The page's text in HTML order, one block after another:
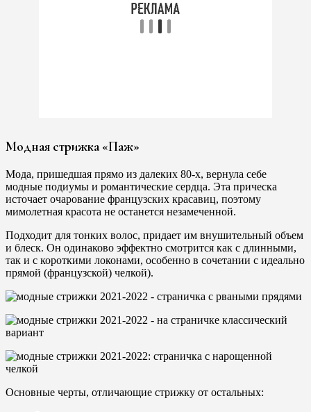
Модная стрижка «Паж»
Мода, пришедшая прямо из далеких 80-х, вернула себе
модные подиумы и романтические сердца. Эта прическа
источает очарование французских красавиц, поэтому
мимолетная красота не останется незамеченной.
Подходит для тонких волос, придает им внушительный объем
и блеск. Он одинаково эффектно смотрится как с длинными,
так и с короткими локонами, особенно в сочетании с идеально
прямой (французской) челкой).
Основные черты, отличающие стрижку от остальных: